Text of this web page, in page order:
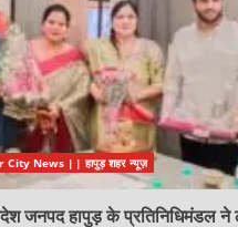
City News || हापुड़ शहर न्यूज़
जनपद हापुड़ के प्रतिनिधिमंडल